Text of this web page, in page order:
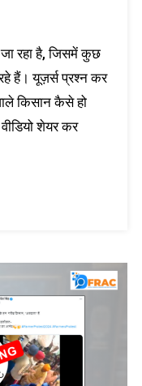
जा रहा है, जिसमें कुछ
हैं। यूज़र्स प्रश्न कर
किसान कैसे हो
शेयर कर